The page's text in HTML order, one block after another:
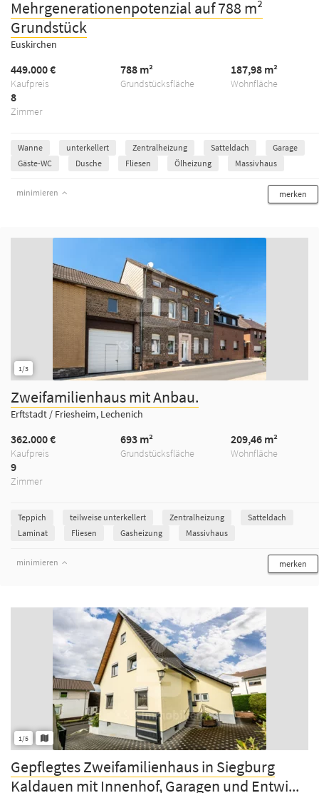
Mehrgenerationenpotenzial auf 788 m²
Grundstück
Euskirchen
Kaufpreis
449.000 €
Grundstücksfläche
788 m²
Wohnfläche
187,98 m²
Zimmer
8
Wanne unterkellert Zentralheizung Satteldach
Garage
Gäste-WC
Dusche Fliesen Ölheizung Massivhaus
minimieren merken
1/3
Zweifamilienhaus mit Anbau.
Erftstadt / Friesheim, Lechenich
Kaufpreis
362.000 €
Grundstücksfläche
693 m²
Wohnfläche
209,46 m²
Zimmer
9
Teppich teilweise unterkellert Zentralheizung
Satteldach
Laminat
Fliesen Gasheizung Massivhaus
minimieren merken
1/5
Gepflegtes Zweifamilienhaus in Siegburg
Kaldauen mit Innenhof, Garagen und Entwi...